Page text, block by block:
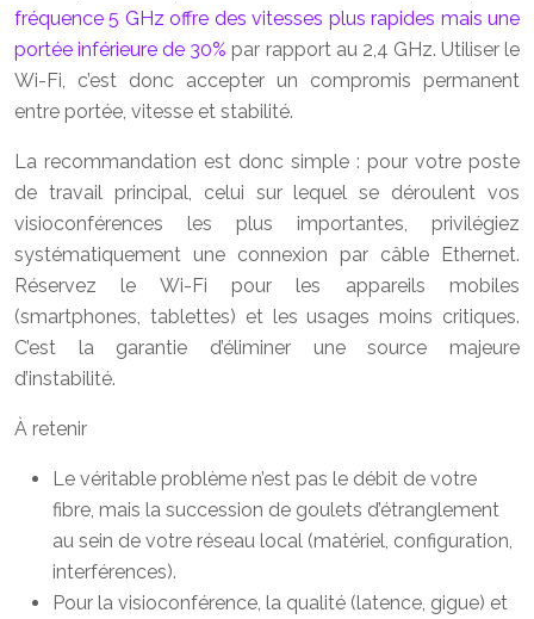
fréquence 5 GHz offre des vitesses plus rapides mais une
portée inférieure de 30% par rapport au 2,4 GHz. Utiliser le
Wi-Fi, c’est donc accepter un compromis permanent
entre portée, vitesse et stabilité.
La recommandation est donc simple : pour votre poste
de travail principal, celui sur lequel se déroulent vos
visioconférences les plus importantes, privilégiez
systématiquement une connexion par câble Ethernet.
Réservez le Wi-Fi pour les appareils mobiles
(smartphones, tablettes) et les usages moins critiques.
C’est la garantie d’éliminer une source majeure
d’instabilité.
À retenir
Le véritable problème n’est pas le débit de votre
fibre, mais la succession de goulets d’étranglement
au sein de votre réseau local (matériel, configuration,
interférences).
Pour la visioconférence, la qualité (latence, gigue) et